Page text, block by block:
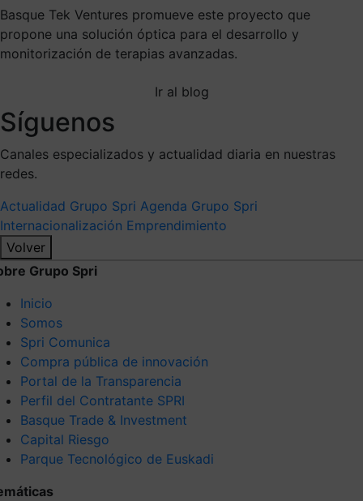
Basque Tek Ventures promueve este proyecto que
propone una solución óptica para el desarrollo y
monitorización de terapias avanzadas.
Ir al blog
Síguenos
Canales especializados y actualidad diaria en nuestras
redes.
Actualidad Grupo Spri Agenda Grupo Spri
Internacionalización Emprendimiento
Volver
Grupo Spri
Inicio
Somos
Spri Comunica
Compra pública de innovación
Portal de la Transparencia
Perfil del Contratante SPRI
Basque Trade & Investment
Capital Riesgo
Parque Tecnológico de Euskadi